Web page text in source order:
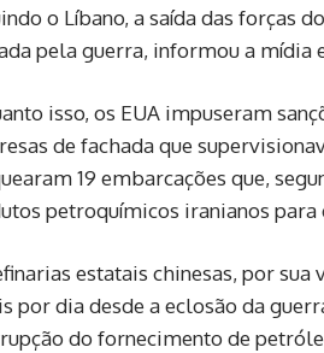
o Líbano, a saída das forças
pela guerra, informou a mídia
isso, os EUA impuseram
de fachada que
19 embarcações que,
petroquímicos iranianos para
estatais chinesas, por
por dia desde a eclosão da
do fornecimento de